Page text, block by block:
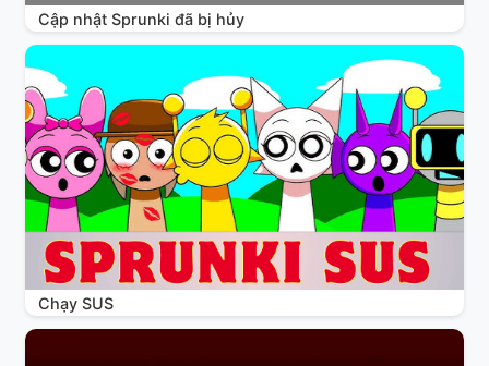
Cập nhật Sprunki đã bị hủy
Chạy SUS